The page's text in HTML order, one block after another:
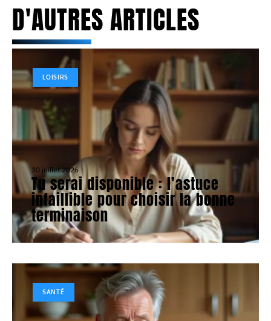
D'AUTRES ARTICLES
LOISIRS
30 juillet 2026
Tu serai disponible : l’astuce
infaillible pour choisir la bonne
terminaison
SANTÉ